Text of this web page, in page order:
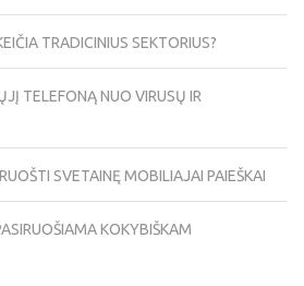
TRADICINIUS SEKTORIUS?
TELEFONĄ NUO VIRUSŲ IR
SVETAINĘ MOBILIAJAI PAIEŠKAI
KOKYBIŠKAM